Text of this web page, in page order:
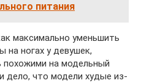
питания
максимально уменьшить
на ногах у девушек,
похожими на модельный
дело, что модели худые из-